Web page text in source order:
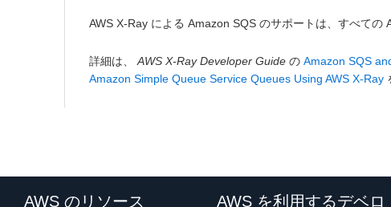
AWS X-Ray による Amazon SQS のサポートは、すべての
詳細は、 AWS X-Ray Developer Guide の Amazon SQS
Amazon Simple Queue Service Queues Using AWS X-Ray
AWS のリソース
AWS を利用するデベロ